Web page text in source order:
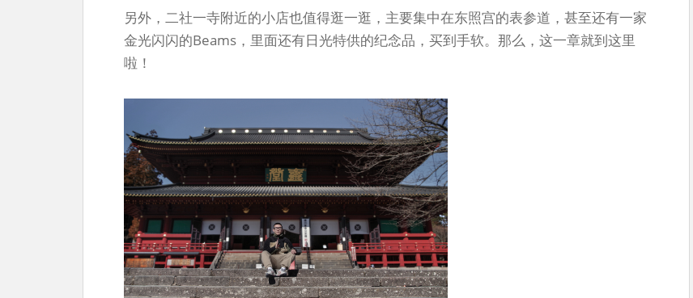
另外，二社一寺附近的小店也值得逛一逛，主要集中在东照宫的表参道，甚至还有一家
金光闪闪的Beams，里面还有日光特供的纪念品，买到手软。那么，这一章就到这里
啦！